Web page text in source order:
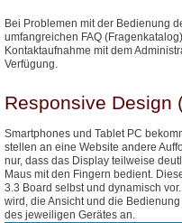
Bei Problemen mit der Bedienung
umfangreichen FAQ
Kontaktaufnahme mit dem
Verfügung.
Responsive Design
Smartphones und Tablet PC
stellen an eine Website andere
nur, dass das Display teilweise
Maus mit den Fingern bedient.
3.3 Board selbst und dynamisch
wird, die Ansicht und die
des jeweiligen Gerätes an.